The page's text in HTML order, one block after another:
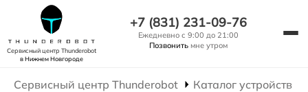
Сервисный центр Thunderobot
в Нижнем Новгороде
+7 (831) 231-09-76
Ежедневно с 9:00 до 21:00
Позвонить мне утром
Сервисный центр Thunderobot Каталог устройств